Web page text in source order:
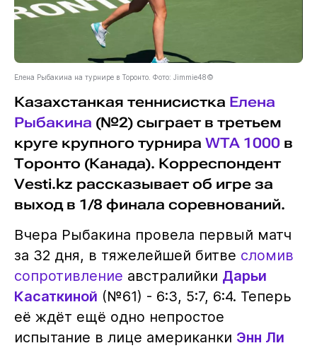
Елена Рыбакина на турнире в Торонто. Фото: Jimmie48©
Казахстанкая теннисистка Елена
Рыбакина (№2) сыграет в третьем
круге крупного турнира WTA 1000в
Торонто (Канада). Корреспондент
Vesti.kz рассказывает об игре за
выход в 1/8 финала соревнований.
Вчера Рыбакина провела первый матч
за 32 дня, в тяжелейшей битве сломив
сопротивление австралийки Дарьи
Касаткиной (№61) - 6:3, 5:7, 6:4. Теперь
её ждёт ещё одно непростое
испытание в лице американки Энн Ли